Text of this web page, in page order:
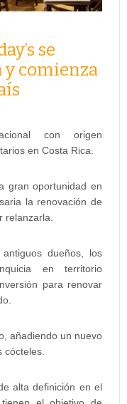
se
y comienza
con origen
en Costa Rica.
gran oportunidad en
la renovación de
relanzarla.
dueños, los
en territorio
para renovar
añadiendo un nuevo
alta definición en el